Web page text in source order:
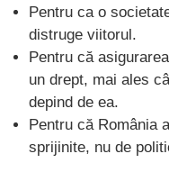
Pentru ca o
distruge viitorul.
Pentru că
un drept, mai ales
depind de ea.
Pentru că România
sprijinite, nu de